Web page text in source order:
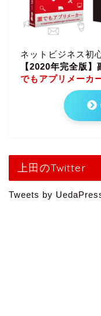
ネットビジネス初
【2020年完全版
でもアプリメーカ
上田のTwitter
Tweets by